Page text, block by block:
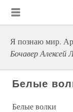
Я познаю мир.
Бочавер Алексей
Белые
Белые волки